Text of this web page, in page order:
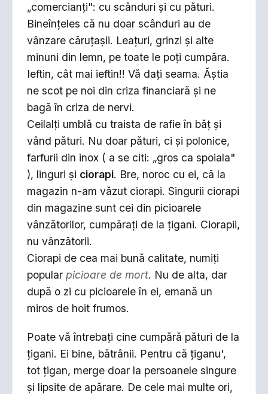
„comercianţi": cu scânduri şi cu pături.
Bineînţeles că nu doar scânduri au de
vânzare căruţaşii. Leaţuri, grinzi şi alte
minuni din lemn, pe toate le poţi cumpăra.
Ieftin, cât mai ieftin!! Vă daţi seama. Ăştia
ne scot pe noi din criza financiară şi ne
bagă în criza de nervi.
Ceilalţi umblă cu traista de rafie în băţ şi
vând pături. Nu doar pături, ci şi polonice,
farfurii din inox ( a se citi: „gros ca spoiala"
), linguri şi ciorapi. Bre, noroc cu ei, că la
magazin n-am văzut ciorapi. Singurii ciorapi
din magazine sunt cei din picioarele
vânzătorilor, cumpăraţi de la ţigani. Ciorapii,
nu vânzătorii.
Ciorapi de cea mai bună calitate, numiţi
popular picioare de mort. Nu de alta, dar
după o zi cu picioarele în ei, emană un
miros de hoit frumos.
Poate vă întrebaţi cine cumpără pături de la
ţigani. Ei bine, bătrânii. Pentru că ţiganu',
tot ţigan, merge doar la persoanele singure
şi lipsite de apărare. De cele mai multe ori,